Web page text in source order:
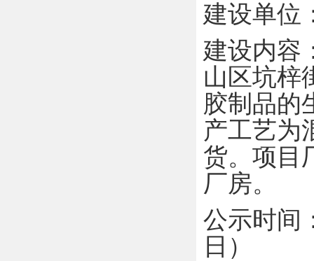
建设单位
建设内容
山区坑梓
胶制品的
产工艺为
货。项目
厂房。
公示时间
日）